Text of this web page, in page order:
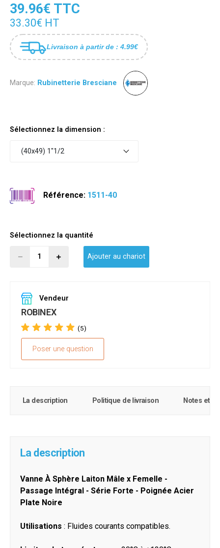
39.96€ TTC
33.30€ HT
Livraison à partir de : 4.99€
Marque: Rubinetterie Bresciane
Sélectionnez la dimension :
(40x49) 1"1/2
Référence: 1511-40
Sélectionnez la quantité
Ajouter au chariot
Vendeur
ROBINEX
(5)
Poser une question
La description Politique de livraison Notes et
La description
Vanne À Sphère Laiton Mâle x Femelle -
Passage Intégral - Série Forte - Poignée Acier
Plate Noire
Utilisations : Fluides courants compatibles.